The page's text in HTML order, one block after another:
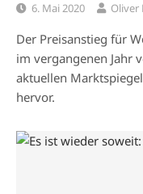
6. Mai 2020 Oliver
Der Preisanstieg für
im vergangenen Jahr
aktuellen
hervor.